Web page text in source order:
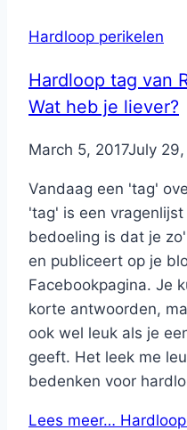
Hardloop perikelen
Hardloop tag van
Wat heb je liever?
ByNicole
March 5, 2017July
Vandaag een 'tag'
'tag' is een
bedoeling is dat je
en publiceert op je
Facebookpagina. Je
korte antwoorden,
ook wel leuk als je
geeft. Het leek me
bedenken voor
Lees meer…